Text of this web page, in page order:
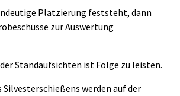
Platzierung feststeht, dann
zur Auswertung
Standaufsichten ist Folge zu leisten.
Silvesterschießens werden auf der